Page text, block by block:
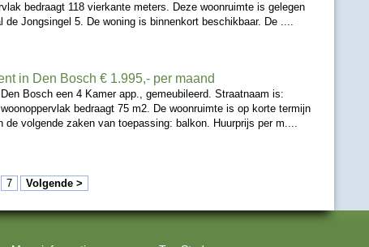
bedraagt 118 vierkante meters. Deze woonruimte is gelegen
de Jongsingel 5. De woning is binnenkort beschikbaar. De ....
in Den Bosch € 1.995,- per maand
Bosch een 4 Kamer app., gemeubileerd. Straatnaam is:
bedraagt 75 m2. De woonruimte is op korte termijn
de volgende zaken van toepassing: balkon. Huurprijs per m....
7 Volgende >